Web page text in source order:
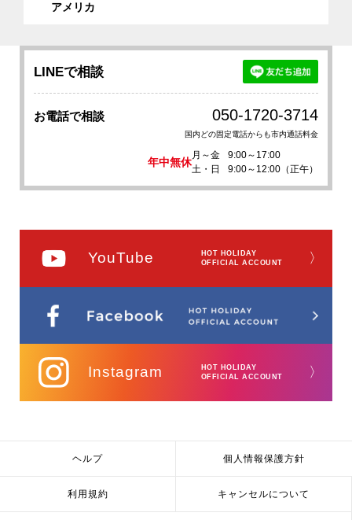
アメリカ
LINEで相談
お電話で相談 050-1720-3714
国内どの固定電話からも市内通話料金
年中無休
月～金
9:00～17:00
土・日
9:00～12:00（正午）
YouTube
HOT HOLIDAY
OFFICIAL ACCOUNT
〉
Instagram
HOT HOLIDAY
OFFICIAL ACCOUNT
〉
ヘルプ 個人情報保護方針
利用規約 キャンセルについて